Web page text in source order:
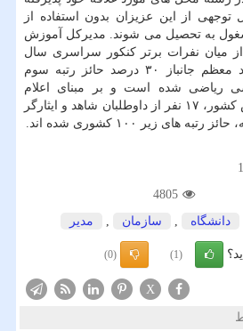
از این عزیزان بدون استفاده از
به تحصیل می شوند. مدیركل آموزش
از میان نفرات برتر كنكور سراسری سال
۱۳۹۸، دانا افاضلی فرزند معظم جانباز ۳۰ درصد حائز رتبه سوم
ریاضی شده است و بر مبنای اعلام
سنجش و آموزش كشور، ۱۷ نفر از داوطلبان شاهد و ایثارگر
زیر ۱۰۰ كشوری شده اند.
4805
دانشگاه , سازمان , مدیر
(1)
(0)
X